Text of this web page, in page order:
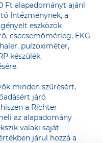
Ft alapadományt ajánl
Intézménynek, a
eszközök
csecsemőmérleg, EKG
pulzoximéter,
készülék,
minden szűrésért,
járó
a Richter
az alapadomány
valaki saját
járul hozzá a